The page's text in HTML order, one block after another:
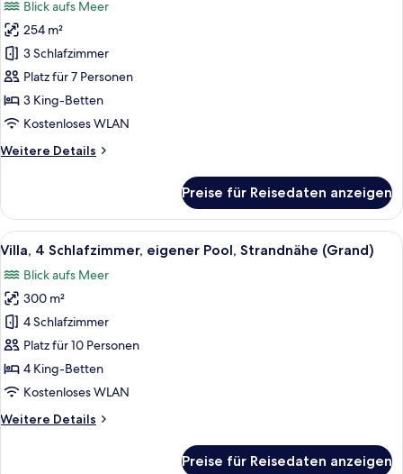
Meerblick
(Grand)
für
Villa,
3 Schlafzimmer,
eigener
Pool,
Strandnähe
anzeigen
Blick aufs Meer
254 m²
3 Schlafzimmer
Platz für 7 Personen
3 King-Betten
Kostenloses WLAN
Weitere Details
Weitere
3 Schlafzimmer,
eigener
Pool,
(Grand)
Preise für Reisedaten anzeigen
Alle
Fotos
für
Villa,
4 Schlafzimmer,
eigener
Pool,
Strandnähe
anzeigen
Ein Schlafzimmer mit einem großen
7
Villa, 4 Schlafzimmer, eigener Pool, Strandnähe (Grand)
Blick aufs Meer
300 m²
4 Schlafzimmer
Platz für 10 Personen
4 King-Betten
Kostenloses WLAN
Weitere Details
Weitere
Preise für Reisedaten anzeigen